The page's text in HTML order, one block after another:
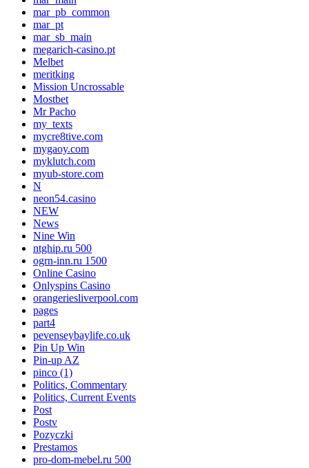
mar_pb_common
mar_pt
mar_sb_main
megarich-casino.pt
Melbet
meritking
Mission Uncrossable
Mostbet
Mr Pacho
my_texts
mycre8tive.com
mygaoy.com
myklutch.com
myub-store.com
N
neon54.casino
NEW
News
Nine Win
ntghip.ru 500
ogrn-inn.ru 1500
Online Casino
Onlyspins Casino
orangeriesliverpool.com
pages
part4
pevenseybaylife.co.uk
Pin Up Win
Pin-up AZ
pinco (1)
Politics, Commentary
Politics, Current Events
Post
Postv
Pozyczki
Prestamos
pro-dom-mebel.ru 500